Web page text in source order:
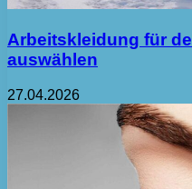
Arbeitskleidung für
auswählen
27.04.2026